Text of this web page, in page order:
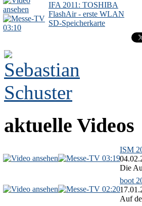
03:10
IFA 2011: TOSHIBA
FlashAir - erste WLAN
SD-Speicherkarte
aktuelle Videos
03:19
ISM
Die
02:20
boot
Auf